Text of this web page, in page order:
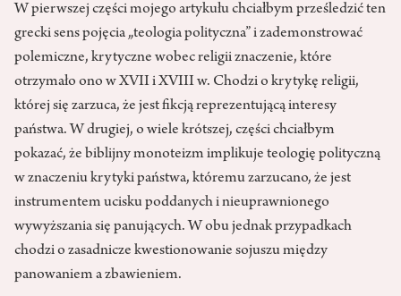
W pierwszej części mojego artykułu chciałbym prześledzić ten
grecki sens pojęcia „teologia polityczna” i zademonstrować
polemiczne, krytyczne wobec religii znaczenie, które
otrzymało ono w XVII i XVIII w. Chodzi o krytykę religii,
której się zarzuca, że jest fikcją reprezentującą interesy
państwa. W drugiej, o wiele krótszej, części chciałbym
pokazać, że biblijny monoteizm implikuje teologię polityczną
w znaczeniu krytyki państwa, któremu zarzucano, że jest
instrumentem ucisku poddanych i nieuprawnionego
wywyższania się panujących. W obu jednak przypadkach
chodzi o zasadnicze kwestionowanie sojuszu między
panowaniem a zbawieniem.